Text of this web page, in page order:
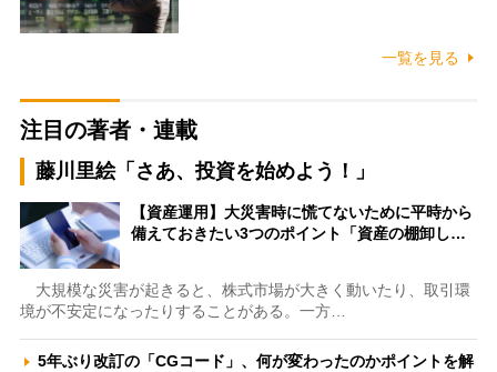
一覧を見る
注目の著者・連載
藤川里絵「さあ、投資を始めよう！」
【資産運用】大災害時に慌てないために平時から
備えておきたい3つのポイント「資産の棚卸し…
大規模な災害が起きると、株式市場が大きく動いたり、取引環
境が不安定になったりすることがある。一方…
5年ぶり改訂の「CGコード」、何が変わったのかポイントを解